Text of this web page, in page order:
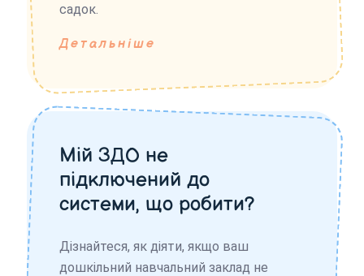
садок.
Детальніше
Мій ЗДО не
підключений до
системи, що робити?
Дізнайтеся, як діяти, якщо ваш
дошкільний навчальний заклад не